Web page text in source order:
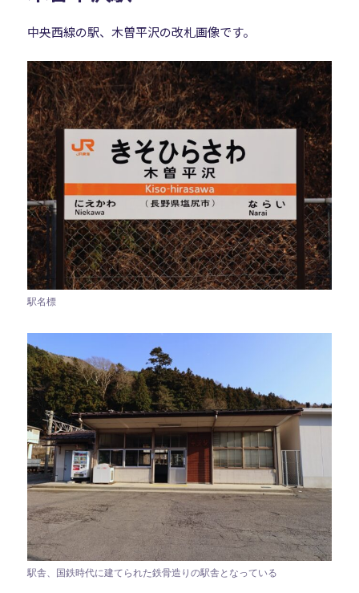
中央西線の駅、木曽平沢の改札画像です。
駅名標
駅舎、国鉄時代に建てられた鉄骨造りの駅舎となっている